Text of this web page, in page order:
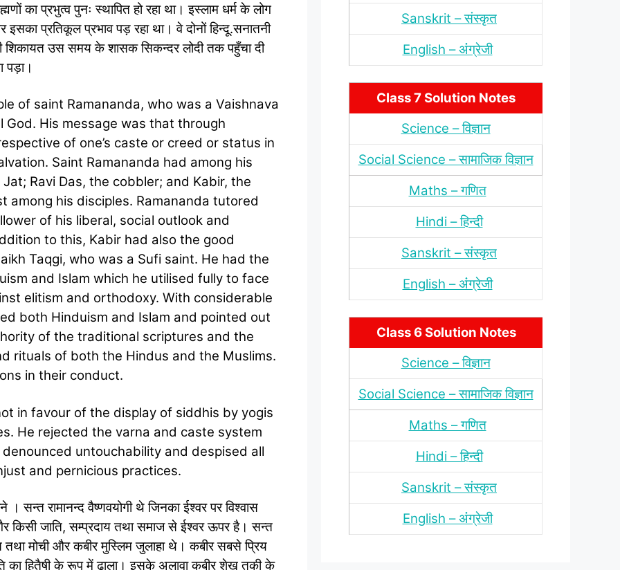
का प्रभुत्व पुनः स्थापित हो रहा था। इस्लाम धर्म के लोग
इसका प्रतिकूल प्रभाव पड़ रहा था। वे दोनों हिन्दू.सनातनी
शिकायत उस समय के शासक सिकन्दर लोदी तक पहुँचा दी
पड़ा।
of saint Ramananda, who was a Vaishnava
His message was that through
of one’s caste or creed or status in
Saint Ramananda had among his
Ravi Das, the cobbler; and Kabir, the
among his disciples. Ramananda tutored
of his liberal, social outlook and
to this, Kabir had also the good
Taqgi, who was a Sufi saint. He had the
and Islam which he utilised fully to face
elitism and orthodoxy. With considerable
both Hinduism and Islam and pointed out
of the traditional scriptures and the
rituals of both the Hindus and the Muslims.
in their conduct.
in favour of the display of siddhis by yogis
He rejected the varna and caste system
untouchability and despised all
and pernicious practices.
सन्त रामानन्द वैष्णवयोगी थे जिनका ईश्वर पर विश्वास
किसी जाति, सम्प्रदाय तथा समाज से ईश्वर ऊपर है। सन्त
तथा मोची और कबीर मुस्लिम जुलाहा थे। कबीर सबसे प्रिय
का हितैषी के रूप में ढाला। इसके अलावा कबीर शेख तकी के
Sanskrit – संस्‍कृत
English – अंंग्रेजी
Class 7 Solution Notes
Science – विज्ञान
Social Science – सामाजिक विज्ञान
Maths – गणित
Hindi – हिन्‍दी
Sanskrit – संस्‍कृत
English – अंंग्रेजी
Class 6 Solution Notes
Science – विज्ञान
Social Science – सामाजिक विज्ञान
Maths – गणित
Hindi – हिन्‍दी
Sanskrit – संस्‍कृत
English – अंंग्रेजी